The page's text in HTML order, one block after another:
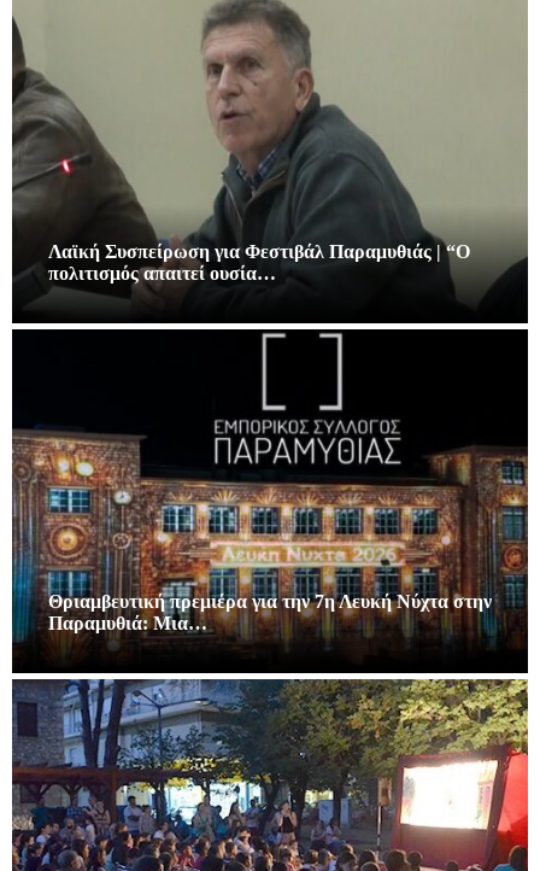
Λαϊκή Συσπείρωση για Φεστιβάλ Παραμυθιάς | “Ο
πολιτισμός απαιτεί ουσία…
Θριαμβευτική πρεμιέρα για την 7η Λευκή Νύχτα στην
Παραμυθιά: Μια…